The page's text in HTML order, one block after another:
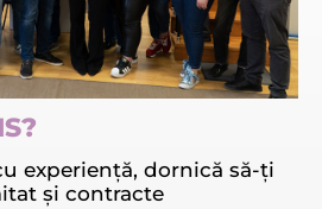
experiență, dornică să-ți
și contracte